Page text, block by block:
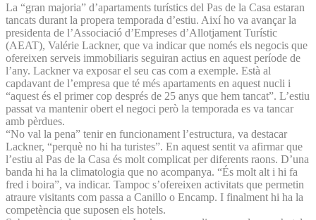
La “gran majoria” d’apartaments turístics del Pas de la Casa estaran
tancats durant la propera temporada d’estiu. Així ho va avançar la
presidenta de l’Associació d’Empreses d’Allotjament Turístic
(AEAT), Valérie Lackner, que va indicar que només els negocis que
ofereixen serveis immobiliaris seguiran actius en aquest període de
l’any. Lackner va exposar el seu cas com a exemple. Està al
capdavant de l’empresa que té més apartaments en aquest nucli i
“aquest és el primer cop després de 25 anys que hem tancat”. L’estiu
passat va mantenir obert el negoci però la temporada es va tancar
amb pèrdues.
“No val la pena” tenir en funcionament l’estructura, va destacar
Lackner, “perquè no hi ha turistes”. En aquest sentit va afirmar que
l’estiu al Pas de la Casa és molt complicat per diferents raons. D’una
banda hi ha la climatologia que no acompanya. “És molt alt i hi fa
fred i boira”, va indicar. Tampoc s’ofereixen activitats que permetin
atraure visitants com passa a Canillo o Encamp. I finalment hi ha la
competència que suposen els hotels.